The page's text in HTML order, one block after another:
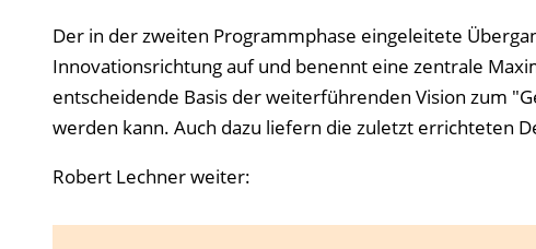
Der in der zweiten Programmphase eingeleitete
Innovationsrichtung auf und benennt eine zentrale
entscheidende Basis der weiterführenden Vision zum
werden kann. Auch dazu liefern die zuletzt errichteten
Robert Lechner weiter: